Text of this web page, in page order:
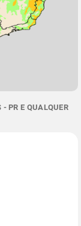
PR E QUALQUER